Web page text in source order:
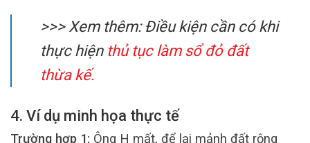
>>> Xem thêm: Điều kiện cần có khi
thực hiện thủ tục làm sổ đỏ đất
thừa kế.
4. Ví dụ minh họa thực tế
Trường hợp 1: Ông H mất, để lại mảnh đất rộng